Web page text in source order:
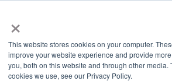
×
This website stores cookies on your computer.
improve your website experience and provide
you, both on this website and through other media.
cookies we use, see our Privacy Policy.
Latest & Past Events | Granite River